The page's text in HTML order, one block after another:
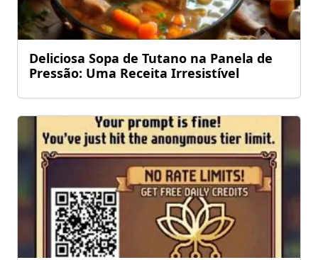
Deliciosa Sopa de Tutano na Panela de
Pressão: Uma Receita Irresistível